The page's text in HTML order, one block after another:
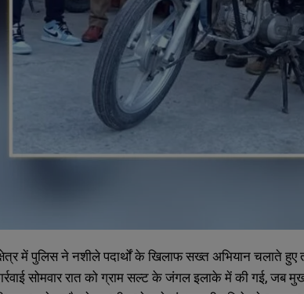
में पुलिस ने नशीले पदार्थों के खिलाफ सख्त अभियान चलाते
सोमवार रात को ग्राम सल्ट के जंगल इलाके में की गई, जब